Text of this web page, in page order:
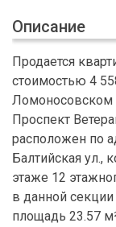
Описание
Продается
стоимостью 4
Ломоносовском
Проспект
расположен по
Балтийская ул.,
этаже 12
в данной
площадь 23.57